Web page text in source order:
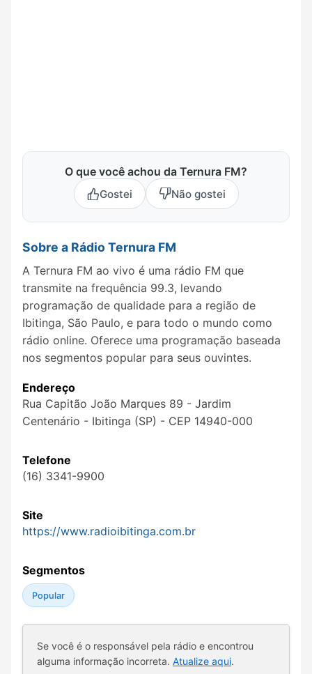
O que você achou da Ternura FM?
Gostei Não gostei
Sobre a Rádio Ternura FM
A Ternura FM ao vivo é uma rádio FM que
transmite na frequência 99.3, levando
programação de qualidade para a região de
Ibitinga, São Paulo, e para todo o mundo como
rádio online. Oferece uma programação baseada
nos segmentos popular para seus ouvintes.
Endereço
Rua Capitão João Marques 89 - Jardim
Centenário - Ibitinga (SP) - CEP 14940-000
Telefone
(16) 3341-9900
Site
https://www.radioibitinga.com.br
Segmentos
Popular
Se você é o responsável pela rádio e encontrou
alguma informação incorreta. Atualize aqui.